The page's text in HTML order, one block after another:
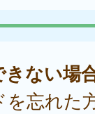
きない場
を忘れた